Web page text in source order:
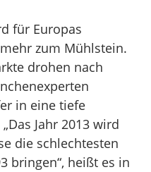
für Europas
zum Mühlstein.
drohen nach
in eine tiefe
Jahr 2013 wird
die schlechtesten
bringen“, heißt es in